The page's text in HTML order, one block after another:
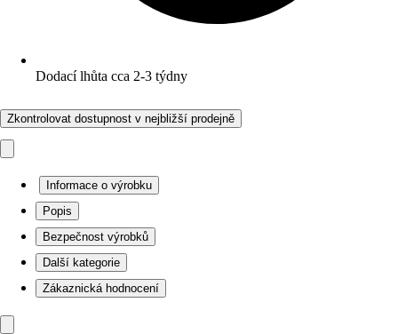
Dodací lhůta cca 2-3 týdny
Zkontrolovat dostupnost v nejbližší prodejně
Informace o výrobku
Popis
Bezpečnost výrobků
Další kategorie
Zákaznická hodnocení